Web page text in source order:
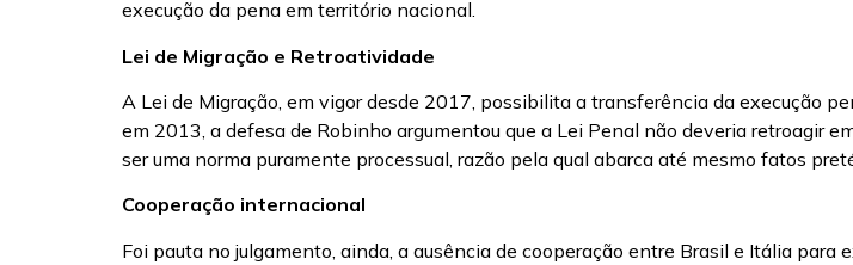
execução da pena em território nacional.
Lei de Migração e Retroatividade
A Lei de Migração, em vigor desde 2017, possibilita a transferência da execução
em 2013, a defesa de Robinho argumentou que a Lei Penal não deveria retroagir
ser uma norma puramente processual, razão pela qual abarca até mesmo fatos
Cooperação internacional
Foi pauta no julgamento, ainda, a ausência de cooperação entre Brasil e Itália